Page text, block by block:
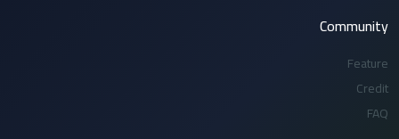
Community
Feature
Credit
FAQ